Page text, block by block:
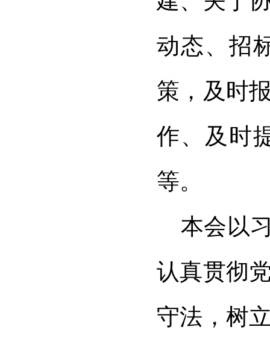
动态、招
策，及时
作、及时
等。
本会以
认真贯彻
守法，树